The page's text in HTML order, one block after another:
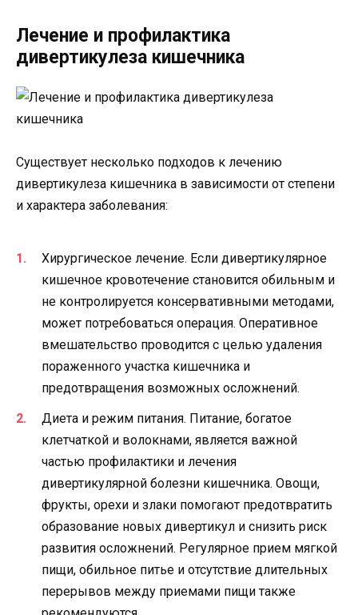
Лечение и профилактика
дивертикулеза кишечника
Существует несколько подходов к лечению
дивертикулеза кишечника в зависимости от степени
и характера заболевания:
Хирургическое лечение. Если дивертикулярное
кишечное кровотечение становится обильным и
не контролируется консервативными методами,
может потребоваться операция. Оперативное
вмешательство проводится с целью удаления
пораженного участка кишечника и
предотвращения возможных осложнений.
Диета и режим питания. Питание, богатое
клетчаткой и волокнами, является важной
частью профилактики и лечения
дивертикулярной болезни кишечника. Овощи,
фрукты, орехи и злаки помогают предотвратить
образование новых дивертикул и снизить риск
развития осложнений. Регулярное прием мягкой
пищи, обильное питье и отсутствие длительных
перерывов между приемами пищи также